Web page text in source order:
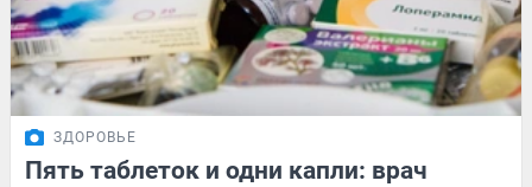
ЗДОРОВЬЕ
Пять таблеток и одни капли: врач